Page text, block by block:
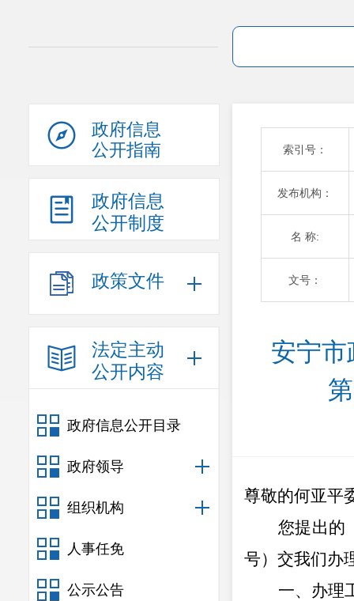
政府信息
公开指南
政府信息
公开制度
政策文件
法定主动
公开内容
政府信息公开目录
政府领导
组织机构
人事任免
公示公告
索引号：
发布机构：
名 称:
文号：
安宁
尊敬的何亚平
您提出的
号）交我们办
一、 办理